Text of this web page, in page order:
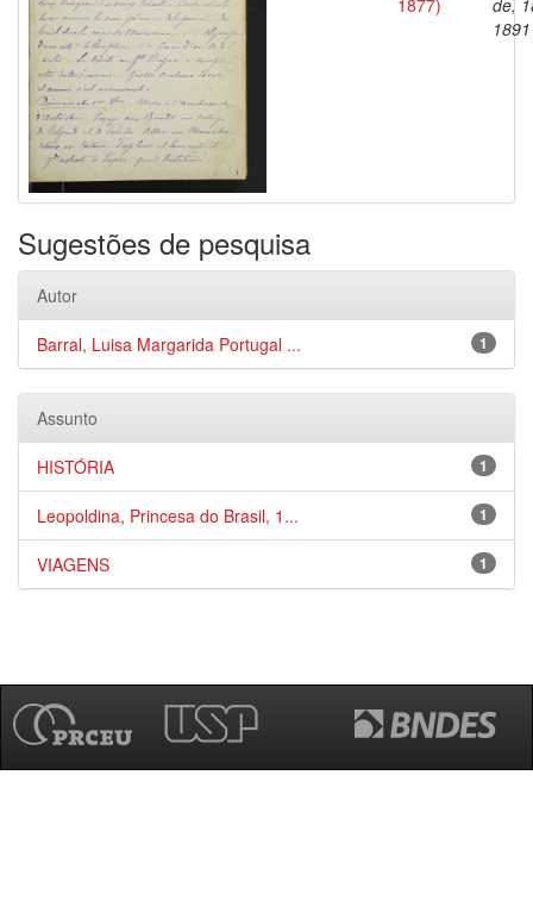
1877)
de,
1891
Sugestões de pesquisa
Autor
1
Barral, Luisa Margarida Portugal ...
Assunto
1
HISTÓRIA
1
Leopoldina, Princesa do Brasil, 1...
1
VIAGENS